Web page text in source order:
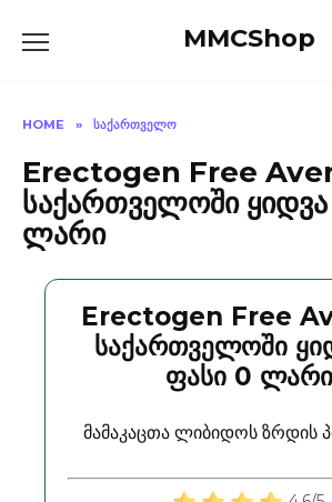
MMCShop
HOME » ᲡᲐᲥᲐᲠᲗᲕᲔᲚᲝ
Erectogen Free
საქართველოში
ლარი
Erectogen Free
საქართველოში
ფასი 0 ლარი
მამაკაცთა ლიბიდოს ზრდის